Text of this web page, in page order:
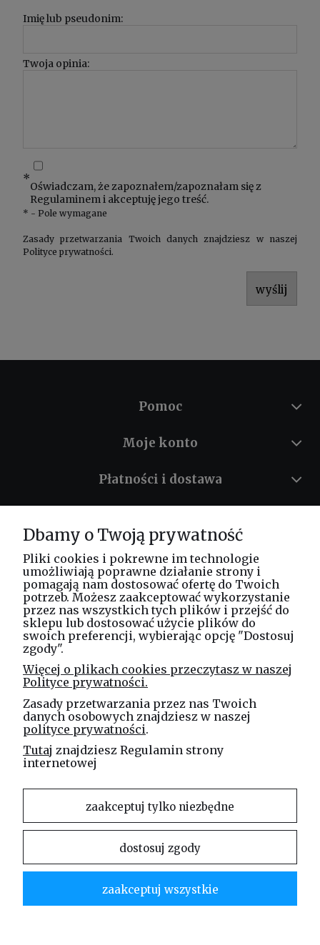
Imię lub pseudonim:
Twoja opinia:
*
Oświadczam, że zapoznałem/zapoznałam się z
Regulaminemi akceptuję jego treść.
* - Pole wymagane
Zasady przetwarzania Twoich danych znajdziesz w naszej
Polityce prywatności.
wyślij
Pomoc
Moje konto
Płatności i dostawa
O nas
Masz pytania? Zadzwoń!
tel. kom. 730 994 188
Spółka Jawna
ul. Technologiczna 44
35-213 Rzeszów
e-mail
sklep@elinea.com.pl
Właścicielem niniejszej witryny internetowej jest firma Linea Jakubczyk – Kłeczek Spółka
zgody właściciela strony.
Dbamy o Twoją prywatność
Pliki cookies i pokrewne im technologie
umożliwiają poprawne działanie strony i
pomagają nam dostosować ofertę do Twoich
potrzeb. Możesz zaakceptować wykorzystanie
przez nas wszystkich tych plików i przejść do
sklepu lub dostosować użycie plików do
swoich preferencji, wybierając opcję "Dostosuj
zgody".
Więcej o plikach cookies przeczytasz w naszej
Polityce prywatności.
Zasady przetwarzania przez nas Twoich
danych osobowych znajdziesz w naszej
polityce prywatności.
Tutaj znajdziesz Regulamin strony
internetowej
zaakceptuj tylko niezbędne
dostosuj zgody
zaakceptuj wszystkie